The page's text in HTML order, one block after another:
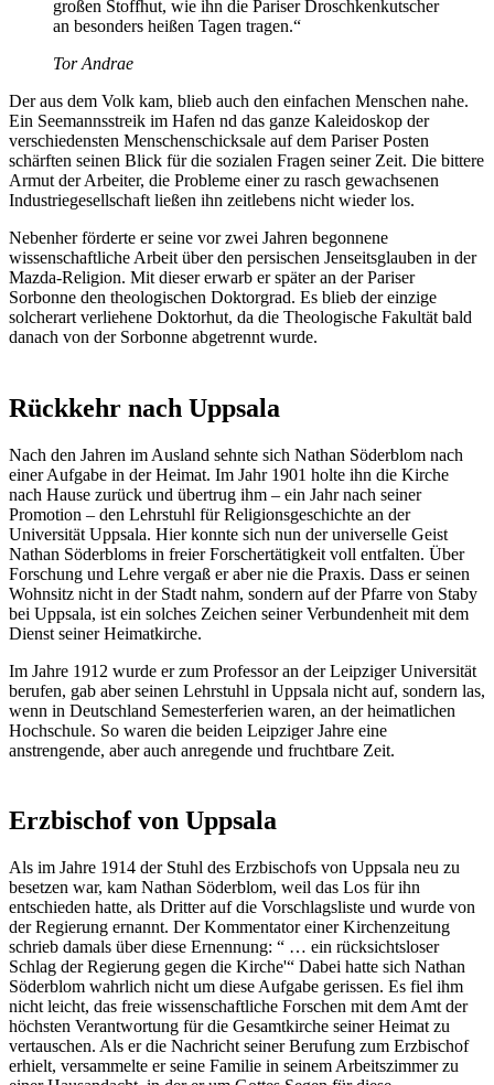
großen Stoffhut, wie ihn die Pariser Droschkenkutscher
an besonders heißen Tagen tragen.“
Tor Andrae
Der aus dem Volk kam, blieb auch den einfachen Menschen nahe.
Ein Seemannsstreik im Hafen nd das ganze Kaleidoskop der
verschiedensten Menschenschicksale auf dem Pariser Posten
schärften seinen Blick für die sozialen Fragen seiner Zeit. Die bittere
Armut der Arbeiter, die Probleme einer zu rasch gewachsenen
Industriegesellschaft ließen ihn zeitlebens nicht wieder los.
Nebenher förderte er seine vor zwei Jahren begonnene
wissenschaftliche Arbeit über den persischen Jenseitsglauben in der
Mazda-Religion. Mit dieser erwarb er später an der Pariser
Sorbonne den theologischen Doktorgrad. Es blieb der einzige
solcherart verliehene Doktorhut, da die Theologische Fakultät bald
danach von der Sorbonne abgetrennt wurde.
Rückkehr nach Uppsala
Nach den Jahren im Ausland sehnte sich Nathan Söderblom nach
einer Aufgabe in der Heimat. Im Jahr 1901 holte ihn die Kirche
nach Hause zurück und übertrug ihm – ein Jahr nach seiner
Promotion – den Lehrstuhl für Religionsgeschichte an der
Universität Uppsala. Hier konnte sich nun der universelle Geist
Nathan Söderbloms in freier Forschertätigkeit voll entfalten. Über
Forschung und Lehre vergaß er aber nie die Praxis. Dass er seinen
Wohnsitz nicht in der Stadt nahm, sondern auf der Pfarre von Staby
bei Uppsala, ist ein solches Zeichen seiner Verbundenheit mit dem
Dienst seiner Heimatkirche.
Im Jahre 1912 wurde er zum Professor an der Leipziger Universität
berufen, gab aber seinen Lehrstuhl in Uppsala nicht auf, sondern las,
wenn in Deutschland Semesterferien waren, an der heimatlichen
Hochschule. So waren die beiden Leipziger Jahre eine
anstrengende, aber auch anregende und fruchtbare Zeit.
Erzbischof von Uppsala
Als im Jahre 1914 der Stuhl des Erzbischofs von Uppsala neu zu
besetzen war, kam Nathan Söderblom, weil das Los für ihn
entschieden hatte, als Dritter auf die Vorschlagsliste und wurde von
der Regierung ernannt. Der Kommentator einer Kirchenzeitung
schrieb damals über diese Ernennung: “ … ein rücksichtsloser
Schlag der Regierung gegen die Kirche'“ Dabei hatte sich Nathan
Söderblom wahrlich nicht um diese Aufgabe gerissen. Es fiel ihm
nicht leicht, das freie wissenschaftliche Forschen mit dem Amt der
höchsten Verantwortung für die Gesamtkirche seiner Heimat zu
vertauschen. Als er die Nachricht seiner Berufung zum Erzbischof
erhielt, versammelte er seine Familie in seinem Arbeitszimmer zu